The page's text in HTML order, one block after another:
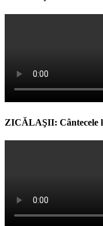
ZICĂLAŞII: Cântecele